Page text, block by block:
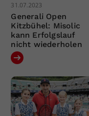
31.07.2023
Generali Open
Kitzbühel: Misolic
kann Erfolgslauf
nicht wiederholen